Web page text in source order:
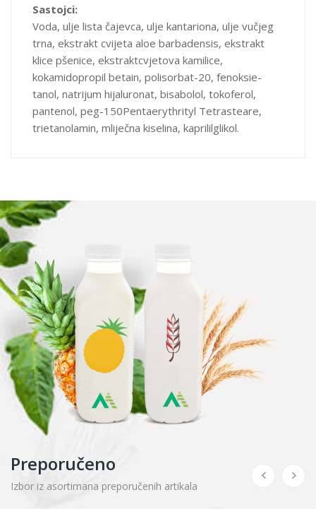
Sastojci:
Voda, ulje lista čajevca, ulje kantariona, ulje vučjeg
trna, ekstrakt cvijeta aloe barbadensis, ekstrakt
klice pšenice, ekstraktcvjetova kamilice,
kokamidopropil betain, polisorbat-20, fenoksie-
tanol, natrijum hijaluronat, bisabolol, tokoferol,
pantenol, peg-150Pentaerythrityl Tetrasteare,
trietanolamin, mliječna kiselina, kaprililglikol.
Preporučeno
Izbor iz asortimana preporučenih artikala